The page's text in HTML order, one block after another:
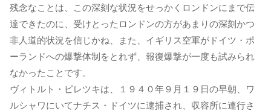
残念なことは、この深刻な状況をせっかくロンドンにまで伝
達できたのに、受けとったロンドンの方があまりの深刻かつ
非人道的状況を信じかね、また、イギリス空軍がドイツ・ポ
ーランドへの爆撃体制をとれず、報復爆撃が一度も試みられ
なかったことです。
ヴィトルト・ピレツキは、１９４０年９月１９日の早朝、ワ
ルシャワにいてナチス・ドイツに逮捕され、収容所に連行さ